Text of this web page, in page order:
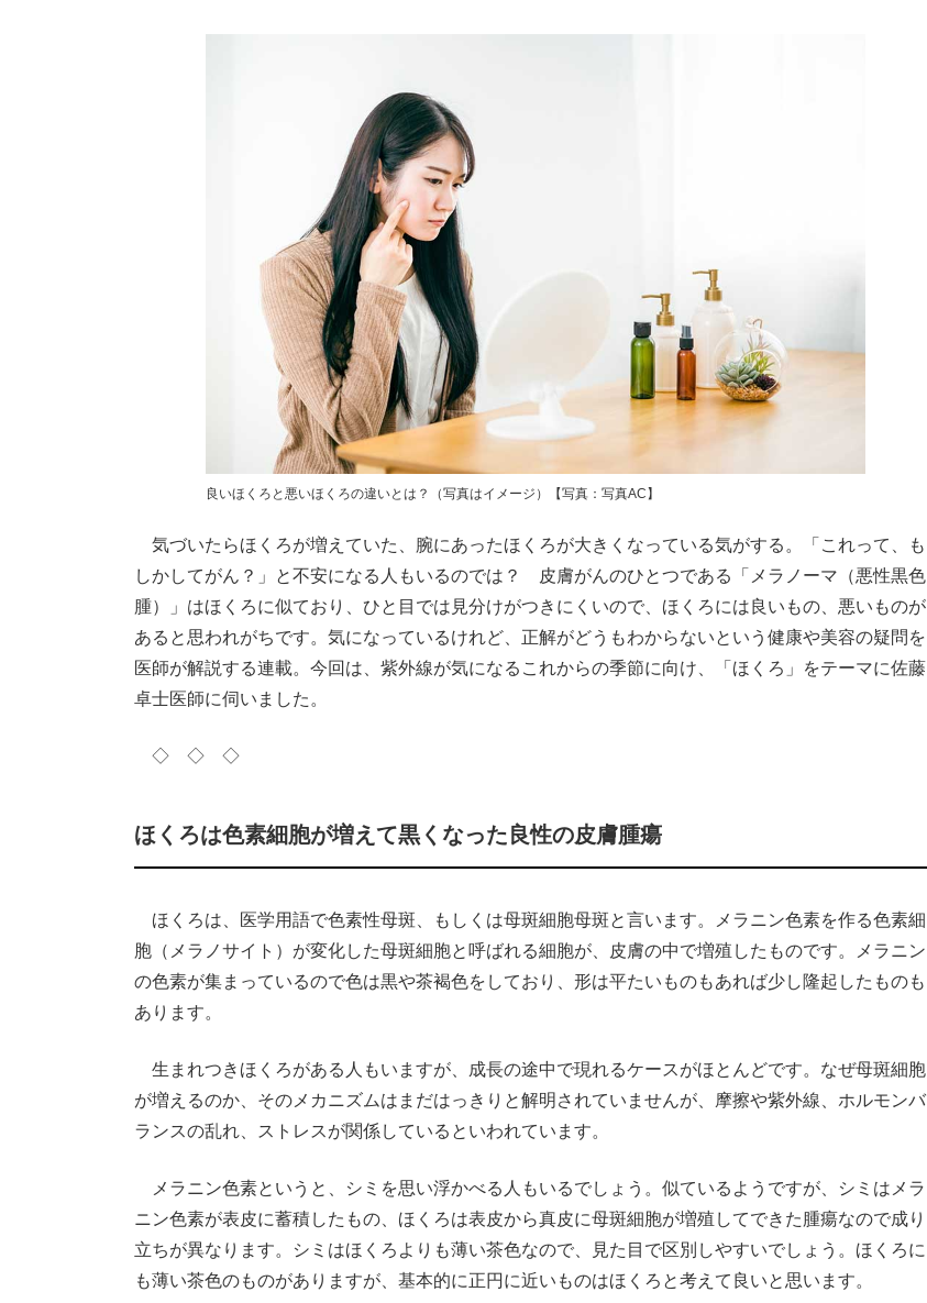
良いほくろと悪いほくろの違いとは？（写真はイメージ）【写真：写真AC】
気づいたらほくろが増えていた、腕にあったほくろが大きくなっている気がする。「これって、も
しかしてがん？」と不安になる人もいるのでは？ 皮膚がんのひとつである「メラノーマ（悪性黒色
腫）」はほくろに似ており、ひと目では見分けがつきにくいので、ほくろには良いもの、悪いものが
あると思われがちです。気になっているけれど、正解がどうもわからないという健康や美容の疑問を
医師が解説する連載。今回は、紫外線が気になるこれからの季節に向け、「ほくろ」をテーマに佐藤
卓士医師に伺いました。
◇ ◇ ◇
ほくろは色素細胞が増えて黒くなった良性の皮膚腫瘍
ほくろは、医学用語で色素性母斑、もしくは母斑細胞母斑と言います。メラニン色素を作る色素細
胞（メラノサイト）が変化した母斑細胞と呼ばれる細胞が、皮膚の中で増殖したものです。メラニン
の色素が集まっているので色は黒や茶褐色をしており、形は平たいものもあれば少し隆起したものも
あります。
生まれつきほくろがある人もいますが、成長の途中で現れるケースがほとんどです。なぜ母斑細胞
が増えるのか、そのメカニズムはまだはっきりと解明されていませんが、摩擦や紫外線、ホルモンバ
ランスの乱れ、ストレスが関係しているといわれています。
メラニン色素というと、シミを思い浮かべる人もいるでしょう。似ているようですが、シミはメラ
ニン色素が表皮に蓄積したもの、ほくろは表皮から真皮に母斑細胞が増殖してできた腫瘍なので成り
立ちが異なります。シミはほくろよりも薄い茶色なので、見た目で区別しやすいでしょう。ほくろに
も薄い茶色のものがありますが、基本的に正円に近いものはほくろと考えて良いと思います。